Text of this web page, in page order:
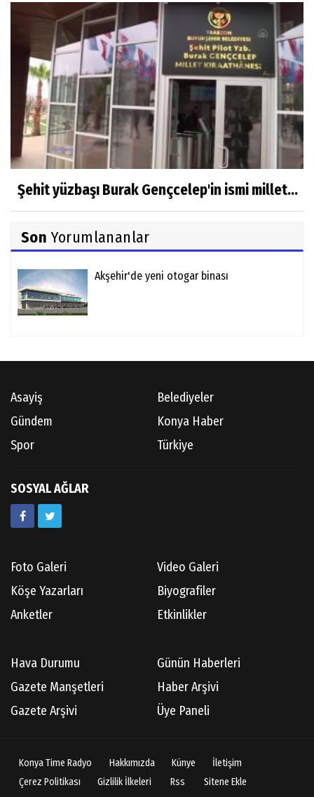
Şehit yüzbaşı Burak Gençcelep'in ismi millet...
Son Yorumlananlar
Akşehir'de yeni otogar binası
Asayiş
Belediyeler
Gündem
Konya Haber
Spor
Türkiye
SOSYAL AĞLAR
Foto Galeri
Video Galeri
Köşe Yazarları
Biyografiler
Anketler
Etkinlikler
Hava Durumu
Günün Haberleri
Gazete Manşetleri
Haber Arşivi
Gazete Arşivi
Üye Paneli
Konya Time Radyo Hakkımızda Künye
İletişim
Çerez Politikası
Gizlilik İlkeleri Rss Sitene Ekle